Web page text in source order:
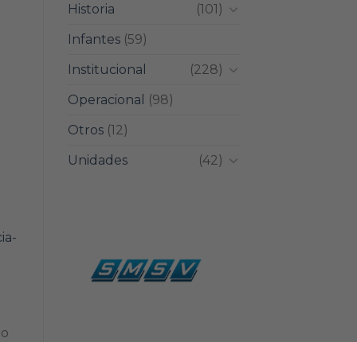
Historia
(101)
Infantes(59)
Institucional
(228)
Operacional
(98)
Otros(12)
Unidades
(42)